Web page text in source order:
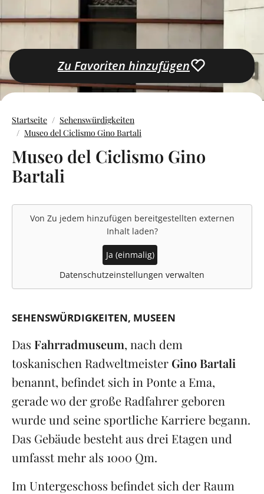
Zu Favoriten hinzufügen
Startseite
Sehenswürdigkeiten
Museo del Ciclismo Gino Bartali
Museo del Ciclismo Gino
Bartali
Von Zu jedem hinzufügen bereitgestellten externen
Inhalt laden?
Ja (einmalig)
Datenschutzeinstellungen verwalten
SEHENSWÜRDIGKEITEN MUSEEN
Das Fahrradmuseum, nach dem
toskanischen Radweltmeister Gino Bartali
benannt, befindet sich in Ponte a Ema,
gerade wo der große Radfahrer geboren
wurde und seine sportliche Karriere begann.
Das Gebäude besteht aus drei Etagen und
umfasst mehr als 1000 Qm.
Im Untergeschoss befindet sich der Raum